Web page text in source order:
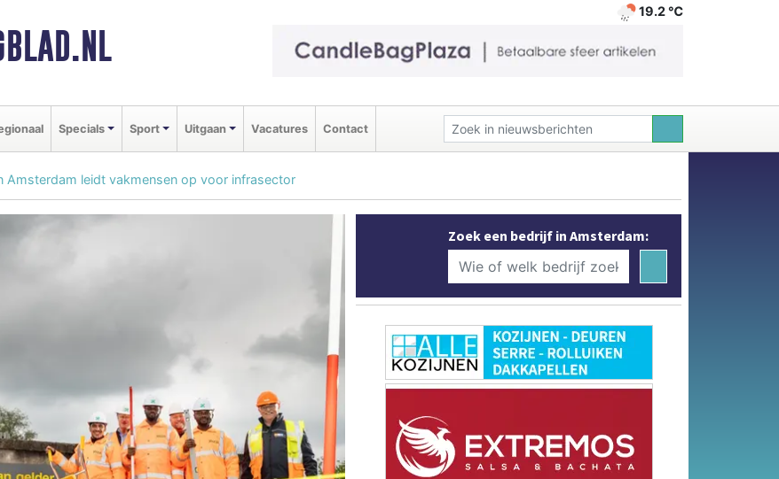
19.2 ℃
Specials Sport Uitgaan Vacatures Contact
Amsterdam leidt vakmensen op voor infrasector
Zoek een bedrijf in Amsterdam: